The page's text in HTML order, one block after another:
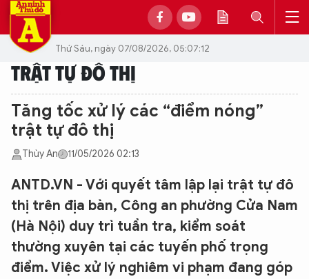
Thứ Sáu, ngày 07/08/2026, 05:07:12
TRẬT TỰ ĐÔ THỊ
Tăng tốc xử lý các “điểm nóng”
trật tự đô thị
Thùy An 11/05/2026 02:13
ANTD.VN - Với quyết tâm lập lại trật tự đô
thị trên địa bàn, Công an phường Cửa Nam
(Hà Nội) duy trì tuần tra, kiểm soát
thường xuyên tại các tuyến phố trọng
điểm. Việc xử lý nghiêm vi phạm đang góp